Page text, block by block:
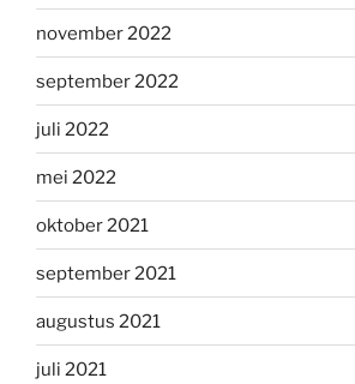
november 2022
september 2022
juli 2022
mei 2022
oktober 2021
september 2021
augustus 2021
juli 2021